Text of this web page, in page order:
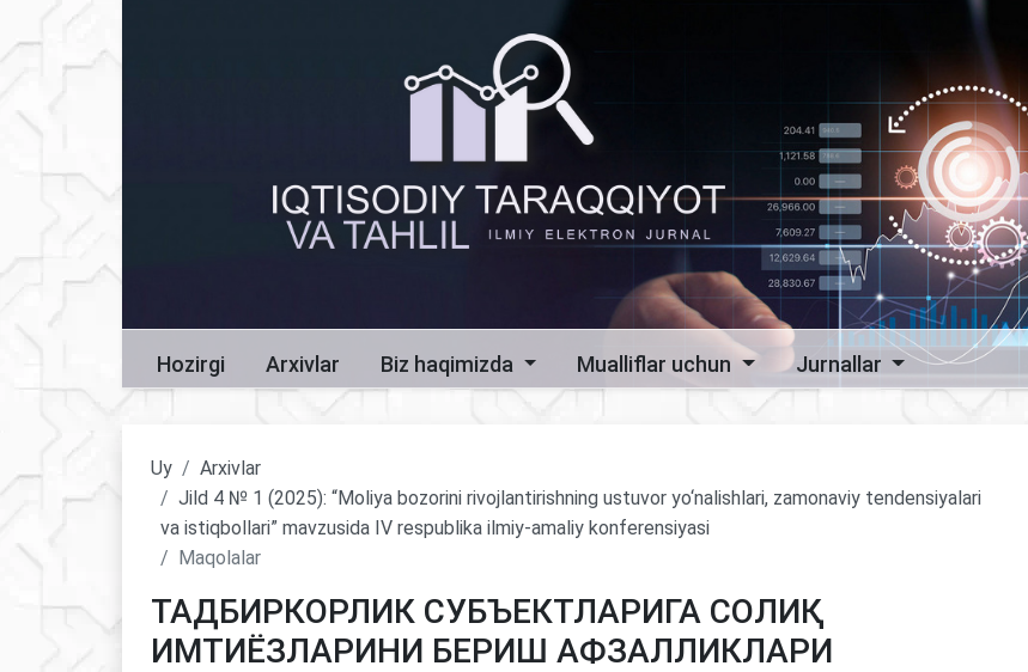
Hozirgi Arxivlar Biz haqimizda Mualliflar uchun Jurnallar
Uy
Arxivlar
Jild 4 № 1 (2025): “Moliya bozorini rivojlantirishning ustuvor yo‘nalishlari, zamonaviy tendensiyalari
va istiqbollari” mavzusida IV respublika ilmiy-amaliy konferensiyasi
Maqolalar
ТАДБИРКОРЛИК СУБЪЕКТЛАРИГА СОЛИҚ
ИМТИЁЗЛАРИНИ БЕРИШ АФЗАЛЛИКЛАРИ